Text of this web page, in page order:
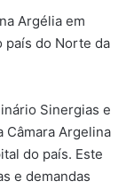
Argélia em
país do Norte da
Sinergias e
Câmara Argelina
do país. Este
e demandas